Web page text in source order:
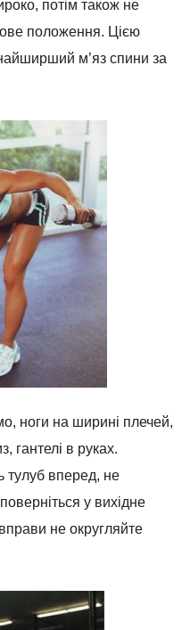
потім також не
положення. Цією
м’яз спини за
ноги на ширині плечей,
гантелі в руках.
тулуб вперед, не
у вихідне
не округляйте